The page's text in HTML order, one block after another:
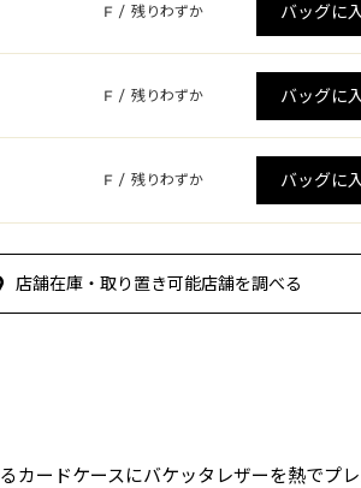
F / 残りわずか バッグに
F / 残りわずか バッグに
F / 残りわずか バッグに
店舗在庫・取り置き可能店舗を調べる
カードケースにバケッタレザーを熱でプ